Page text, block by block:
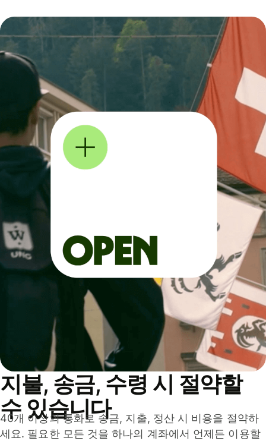
지불, 송금, 수령 시 절약할
수 있습니다
40개 이상의 통화로 송금, 지출, 정산 시 비용을 절약하
세요. 필요한 모든 것을 하나의 계좌에서 언제든 이용할